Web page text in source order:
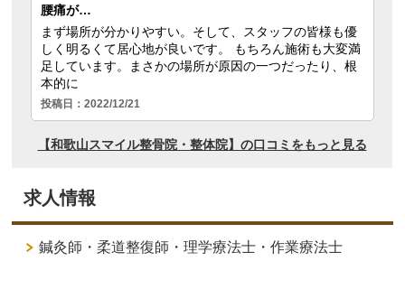
求人情報
鍼灸師・柔道整復師・理学療法士・作業療法士